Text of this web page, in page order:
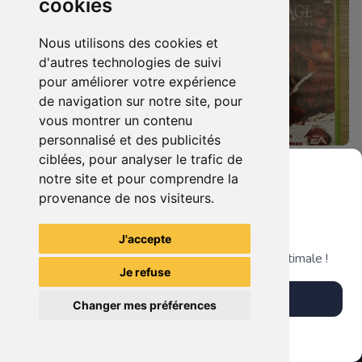
cookies
Nous utilisons des cookies et
d'autres technologies de suivi
pour améliorer votre expérience
de navigation sur notre site, pour
vous montrer un contenu
personnalisé et des publicités
ciblées, pour analyser le trafic de
notre site et pour comprendre la
provenance de nos visiteurs.
J'accepte
Je refuse
Changer mes préférences
5.90 € 0
Dragon Age Ii Xbox 360
8.90 €
TheGamingR83
Grenier du Geek
Télécharge notre app pour une expérience optimale !
Télécharger l'app